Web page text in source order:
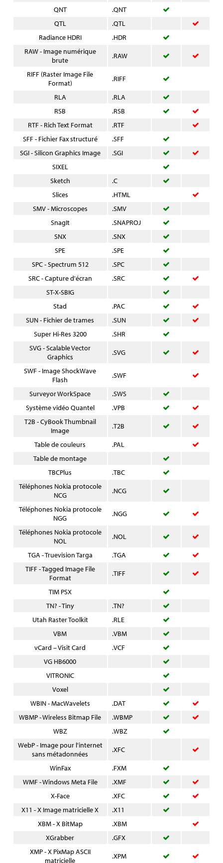
QNT
.QNT
QTL
.QTL
Radiance HDRI
.HDR
RAW - Image numérique
brute
.RAW
RIFF (Raster Image File
Format)
.RIFF
RLA
.RLA
RSB
.RSB
RTF - Rich Text Format
.RTF
SFF - Fichier Fax structuré
.SFF
SGI - Silicon Graphics Image
.SGI
SIXEL
Sketch
.C
Slices
.HTML
SMV - Microscopes
.SMV
SnagIt
.SNAPROJ
SNX
.SNX
SPE
.SPE
SPC - Spectrum 512
.SPC
SRC - Capture d'écran
.SRC
ST-X-SBIG
Stad
.PAC
SUN - Fichier de trames
.SUN
Super Hi-Res 3200
.SHR
SVG - Scalable Vector
Graphics
.SVG
SWF - Image ShockWave
Flash
.SWF
Surveyor WorkSpace
.SWS
Système vidéo Quantel
.VPB
T2B - CyBook Thumbnail
Image
.T2B
Table de couleurs
.PAL
Table de montage
TBCPlus
.TBC
Téléphones Nokia protocole
NCG
.NCG
Téléphones Nokia protocole
NGG
.NGG
Téléphones Nokia protocole
NOL
.NOL
TGA - Truevision Targa
.TGA
TIFF - Tagged Image File
Format
.TIFF
TIM PSX
TN? - Tiny
.TN?
Utah Raster Toolkit
.RLE
VBM
.VBM
vCard – Visit Card
.VCF
VG HB6000
VITRONIC
Voxel
WBIN - MacWavelets
.DAT
WBMP - Wireless Bitmap File
.WBMP
WBZ
.WBZ
WebP - Image pour l'internet
sans métadonnées
.XFC
WinFax
.FXM
WMF - Windows Meta File
.XMF
X-Face
.XFC
X11 - X Image matricielle X
.X11
XBM - X BitMap
.XBM
XGrabber
.GFX
XMP - X PixMap ASCII
matricielle
.XPM